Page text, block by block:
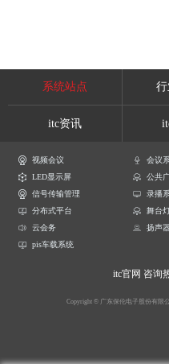
系统站点
itc资讯
视频会议 会议
LED显示屏
公共
信号传输管理
录播
分布式平台
舞台
云会务
扬声
pis车载系统
itc官网 咨询
Copyright © 广东保伦电子股份有限